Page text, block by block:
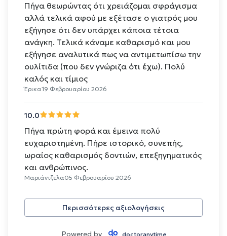
Πήγα θεωρώντας ότι χρειάζομαι σφράγισμα
αλλά τελικά αφού με εξέτασε ο γιατρός μου
εξήγησε ότι δεν υπάρχει κάποια τέτοια
ανάγκη. Τελικά κάναμε καθαρισμό και μου
εξήγησε αναλυτικά πως να αντιμετωπίσω την
ουλίτιδα (που δεν γνώριζα ότι έχω). Πολύ
καλός και τίμιος
Έρικα19 Φεβρουαρίου 2026
10.0
Πήγα πρώτη φορά και έμεινα πολύ
ευχαριστημένη. Πήρε ιστορικό, συνεπής,
ωραίος καθαρισμός δοντιών, επεξηγηματικός
και ανθρώπινος.
Μαριάντζελα05 Φεβρουαρίου 2026
Περισσότερες αξιολογήσεις
Powered by doctoranytime